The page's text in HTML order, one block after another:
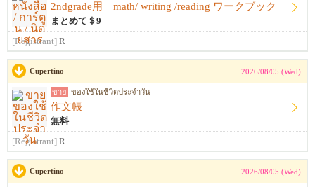
2ndgrade用 math/ writing /reading ワークブック
まとめて＄9
[Registrant] R
Cupertino 2026/08/05 (Wed)
ขาย ของใช้ในชีวิตประจำวัน
作文帳
無料
[Registrant] R
Cupertino 2026/08/05 (Wed)